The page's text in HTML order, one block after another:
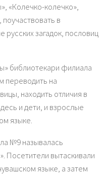
«Колечко-колечко»,
в
русских загадок, пословиц
библиотекари филиала
переводить на
находить отличия в
и дети, и взрослые
языке.
№9 называлась
Посетители вытаскивали
языке, а затем